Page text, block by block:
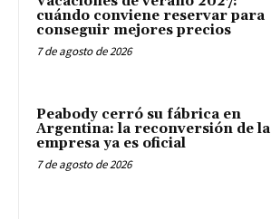
cuándo conviene reservar para
conseguir mejores precios
7 de agosto de 2026
Peabody cerró su fábrica en
Argentina: la reconversión de la
empresa ya es oficial
7 de agosto de 2026